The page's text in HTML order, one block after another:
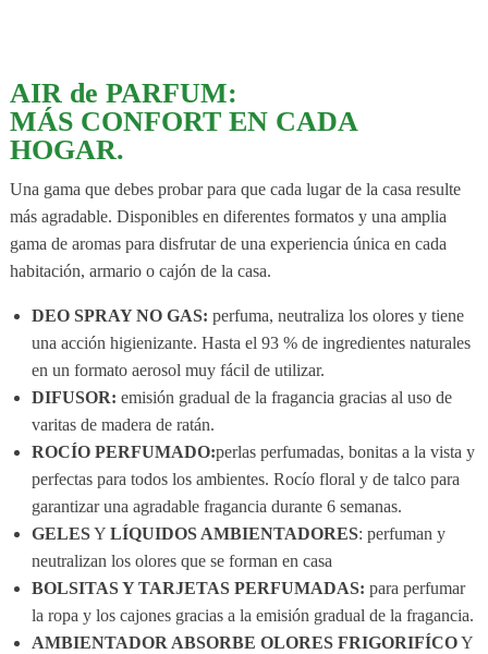
AIR de PARFUM:
MÁS CONFORT EN CADA
HOGAR.
Una gama que debes probar para que cada lugar de la casa resulte
más agradable. Disponibles en diferentes formatos y una amplia
gama de aromas para disfrutar de una experiencia única en cada
habitación, armario o cajón de la casa.
DEO SPRAY NO GAS: perfuma, neutraliza los olores y tiene
una acción higienizante. Hasta el 93 % de ingredientes naturales
en un formato aerosol muy fácil de utilizar.
DIFUSOR: emisión gradual de la fragancia gracias al uso de
varitas de madera de ratán.
ROCÍO PERFUMADO:perlas perfumadas, bonitas a la vista y
perfectas para todos los ambientes. Rocío floral y de talco para
garantizar una agradable fragancia durante 6 semanas.
GELESYLÍQUIDOS AMBIENTADORES: perfuman y
neutralizan los olores que se forman en casa
BOLSITAS Y TARJETAS PERFUMADAS: para perfumar
la ropa y los cajones gracias a la emisión gradual de la fragancia.
AMBIENTADOR ABSORBE OLORES FRIGORIFÍCOY